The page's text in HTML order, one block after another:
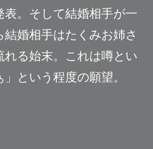
。そして結婚相手が一
結婚相手はたくみお姉さ
れる始末。これは噂とい
という程度の願望。